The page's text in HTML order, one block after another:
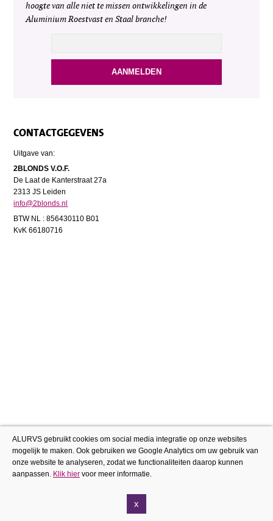
hoogte van alle niet te missen ontwikkelingen in de
Aluminium Roestvast en Staal branche!
CONTACTGEGEVENS
Uitgave van:
2BLONDS V.O.F.
De Laat de Kanterstraat 27a
2313 JS Leiden
info@2blonds.nl
BTW NL : 856430110 B01
KvK 66180716
ALURVS gebruikt cookies om social media integratie op onze websites
mogelijk te maken. Ook gebruiken we Google Analytics om uw gebruik van
onze website te analyseren, zodat we functionaliteiten daarop kunnen
aanpassen. Klik hier voor meer informatie.
x